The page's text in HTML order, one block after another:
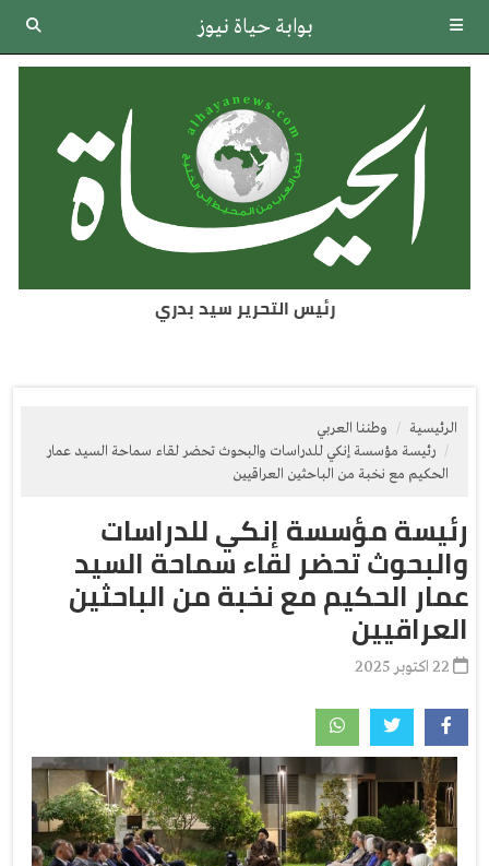
بوابة حياة نيوز
رئيس التحرير سيد بدري
الرئيسية
وطننا العربي
رئيسة مؤسسة إنكي للدراسات والبحوث تحضر لقاء سماحة السيد عمار
الحكيم مع نخبة من الباحثين العراقيين
رئيسة مؤسسة إنكي للدراسات
والبحوث تحضر لقاء سماحة السيد
عمار الحكيم مع نخبة من الباحثين
العراقيين